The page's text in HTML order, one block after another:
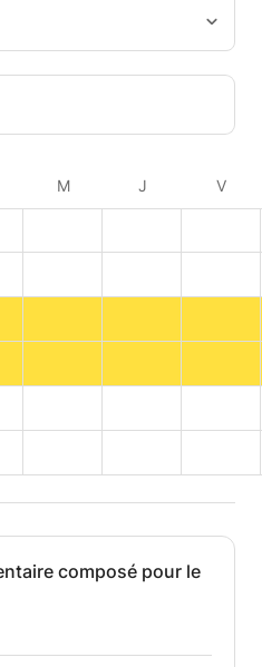
M J V
composé pour le